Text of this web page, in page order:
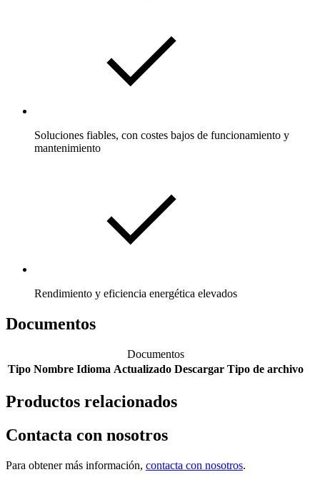
Soluciones fiables, con costes bajos de funcionamiento y
mantenimiento
Rendimiento y eficiencia energética elevados
Documentos
Documentos
Tipo Nombre Idioma Actualizado Descargar Tipo de archivo
Productos relacionados
Contacta con nosotros
Para obtener más información, contacta con nosotros.